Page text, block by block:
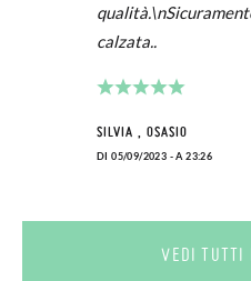
calzata..
SILVIA , OSASIO
DI 05/09/2023 - A 23:26
VEDI TUTTI